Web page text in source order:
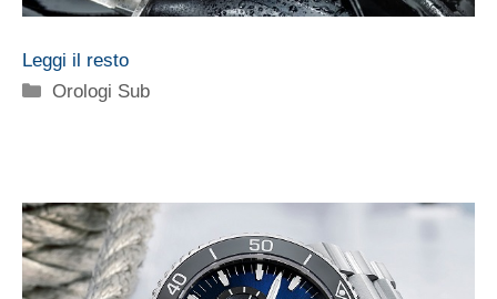
Leggi il resto
Categorie
Orologi Sub